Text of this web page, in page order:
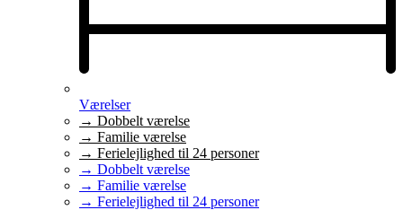
Værelser
→ Dobbelt værelse
→ Familie værelse
→ Ferielejlighed til 24 personer
→ Dobbelt værelse
→ Familie værelse
→ Ferielejlighed til 24 personer